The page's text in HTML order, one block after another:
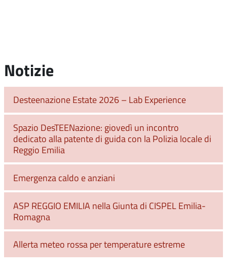
Notizie
Desteenazione Estate 2026 – Lab Experience
Spazio DesTEENazione: giovedì un incontro
dedicato alla patente di guida con la Polizia locale di
Reggio Emilia
Emergenza caldo e anziani
ASP REGGIO EMILIA nella Giunta di CISPEL Emilia-
Romagna
Allerta meteo rossa per temperature estreme